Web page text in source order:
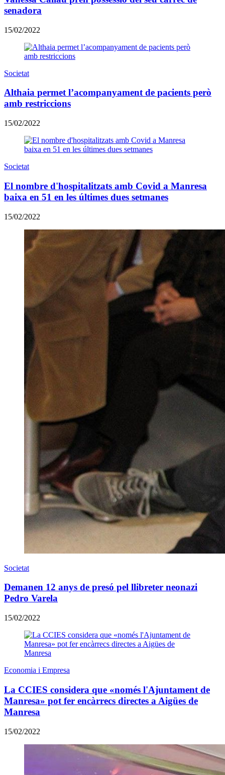
senadora
15/02/2022
Societat
Althaia permet l’acompanyament de pacients però
amb restriccions
15/02/2022
Societat
El nombre d'hospitalitzats amb Covid a Manresa
baixa en 51 en les últimes dues setmanes
15/02/2022
Societat
Demanen 12 anys de presó pel llibreter neonazi
Pedro Varela
15/02/2022
Economia i Empresa
La CCIES considera que «només l'Ajuntament de
Manresa» pot fer encàrrecs directes a Aigües de
Manresa
15/02/2022